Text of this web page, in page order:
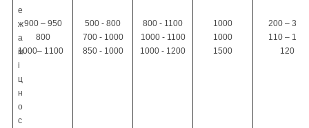
е
ж
а
м
і
ц
н
о
с
900 – 950
800
1000– 1100
500 - 800
700 - 1000
850 - 1000
800 - 1100
1000 - 1100
1000 - 1200
1000
1000
1500
200 – 300
110 – 140
120